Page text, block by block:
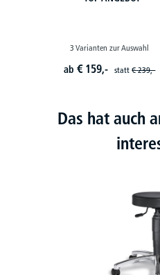
3 Varianten zur Auswahl
ab€ 159,- statt€ 239,-
Das hat auch